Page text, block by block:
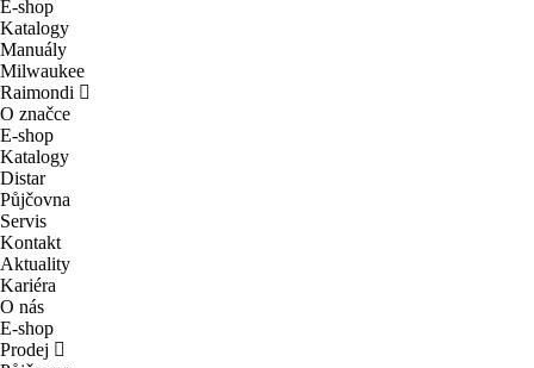
E-shop
Katalogy
Manuály
Milwaukee
Raimondi
O značce
E-shop
Katalogy
Distar
Půjčovna
Servis
Kontakt
Aktuality
Kariéra
O nás
E-shop
Prodej